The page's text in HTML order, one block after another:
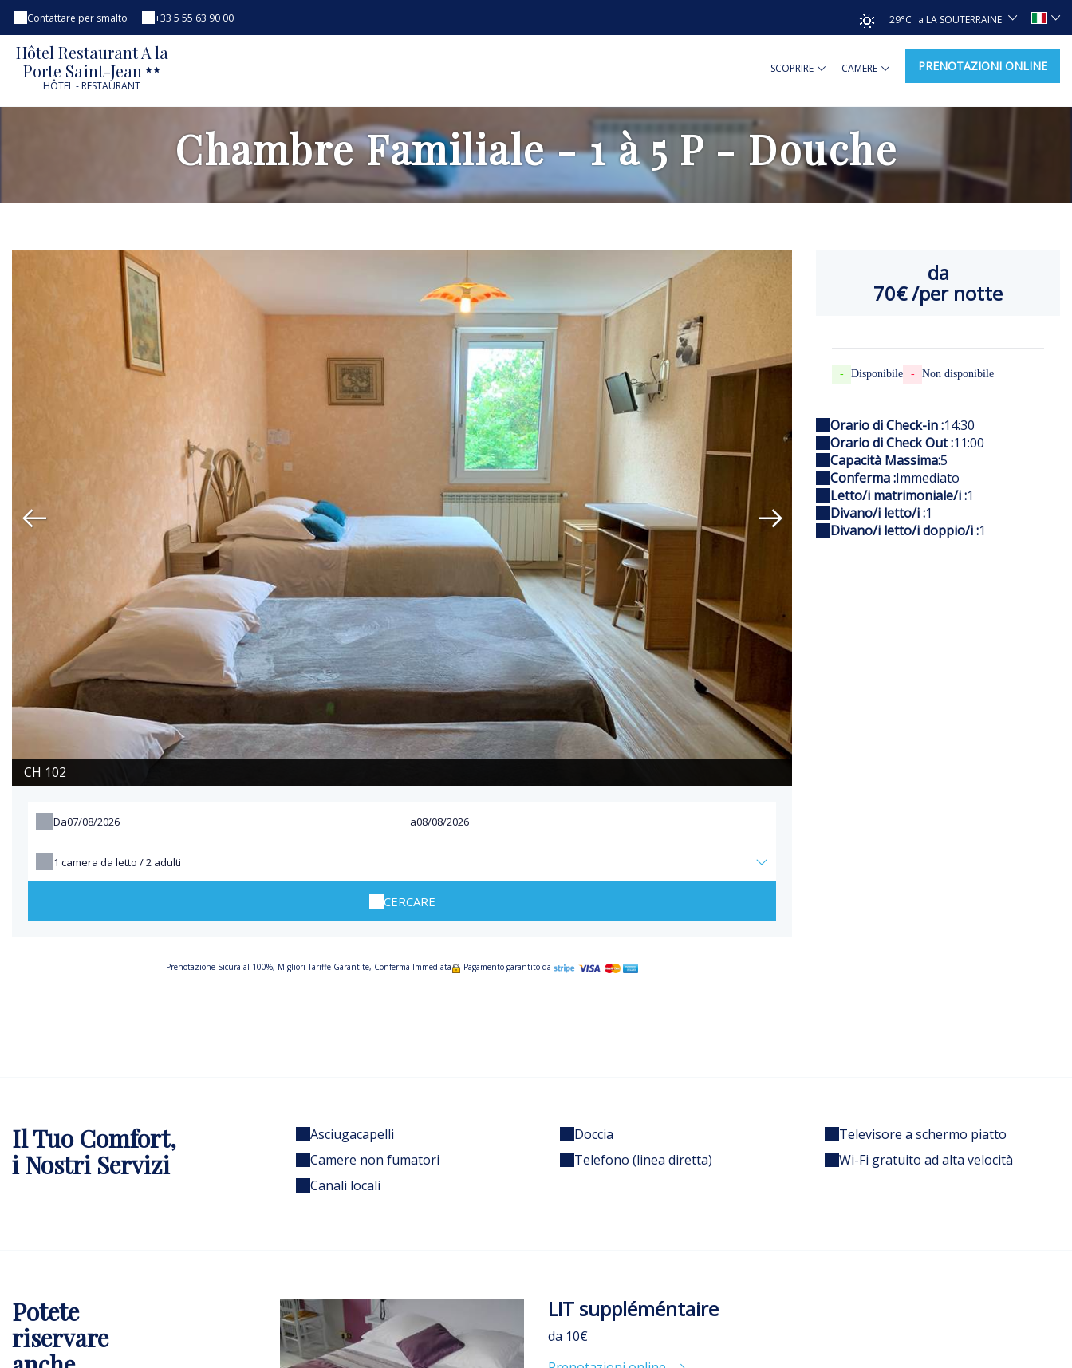
Contattare per smalto +33 5 55 63 90 00 29°C a LA SOUTERRAINE
Hôtel Restaurant A la
Porte Saint-Jean
HÔTEL - RESTAURANT
SCOPRIRE CAMERE PRENOTAZIONI ONLINE
Chambre Familiale - 1 à 5 P - Douche
CH 102
Da a
1 camera da letto /2 adulti
CERCARE
Prenotazione Sicura al 100%, Migliori Tariffe Garantite, Conferma Immediata Pagamento garantito da
da
70€/per notte
- Disponibile - Non disponibile
Orario di Check-in :14:30
Orario di Check Out :11:00
Capacità Massima:5
Conferma :Immediato
Letto/i matrimoniale/i :1
Divano/i letto/i :1
Divano/i letto/i doppio/i :1
Il Tuo Comfort,
i Nostri Servizi
Asciugacapelli
Camere non fumatori
Canali locali
Doccia
Telefono (linea diretta)
Televisore a schermo piatto
Wi-Fi gratuito ad alta velocità
Potete
riservare
LIT suppléméntaire
da 10€